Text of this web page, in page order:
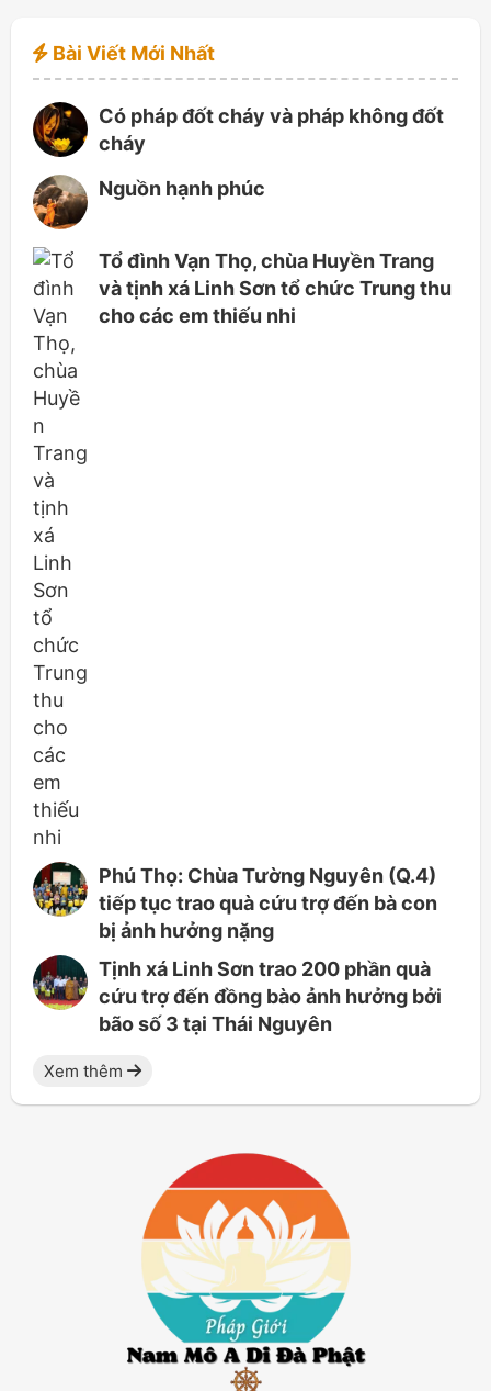
Bài Viết Mới Nhất
Có pháp đốt cháy và pháp không đốt
cháy
Nguồn hạnh phúc
Tổ đình Vạn Thọ, chùa Huyền Trang
và tịnh xá Linh Sơn tổ chức Trung thu
cho các em thiếu nhi
Phú Thọ: Chùa Tường Nguyên (Q.4)
tiếp tục trao quà cứu trợ đến bà con
bị ảnh hưởng nặng
Tịnh xá Linh Sơn trao 200 phần quà
cứu trợ đến đồng bào ảnh hưởng bởi
bão số 3 tại Thái Nguyên
Xem thêm